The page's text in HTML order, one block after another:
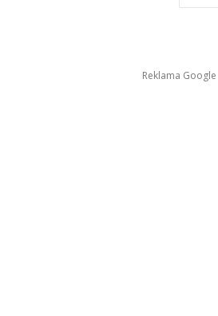
Reklama Google